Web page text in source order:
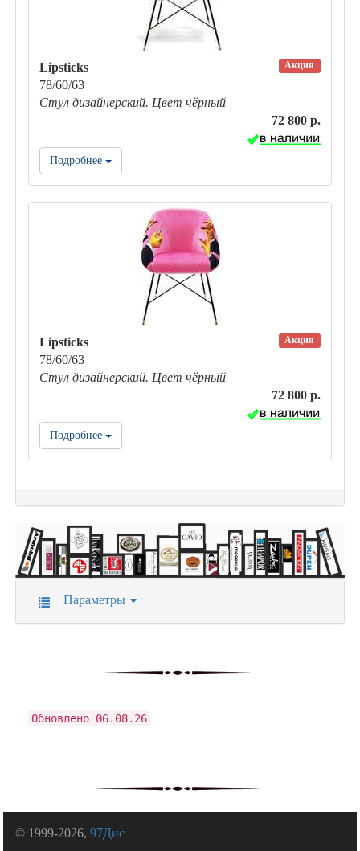
Акция
Lipsticks
78/60/63
Стул дизайнерский. Цвет чёрный
72 800 р.
Подробнее
Акция
Lipsticks
78/60/63
Стул дизайнерский. Цвет чёрный
72 800 р.
Подробнее
Параметры
Обновлено 06.08.26
© 1999-2026,97Дис